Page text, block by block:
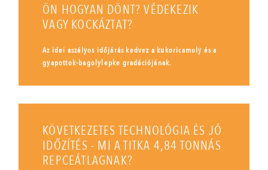
ÖN HOGYAN DÖNT? VÉDEKEZIK
VAGY KOCKÁZTAT?
Az idei aszályos időjárás kedvez a kukoricamoly és a
gyapottok-bagolylepke gradációjának.
KÖVETKEZETES TECHNOLÓGIA ÉS JÓ
IDŐZÍTÉS - MI A TITKA 4,84 TONNÁS
REPCEÁTLAGNAK?